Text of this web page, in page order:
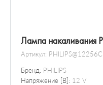
Лампа накаливания
Артикул:
Бренд: PHILIPS
Напряжение [В]: 12 V